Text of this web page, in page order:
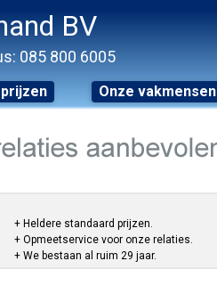
BV
085 800 6005
Onze vakmensen
+ Heldere standaard prijzen.
+ Opmeetservice voor onze relaties.
+ We bestaan al ruim 29 jaar.